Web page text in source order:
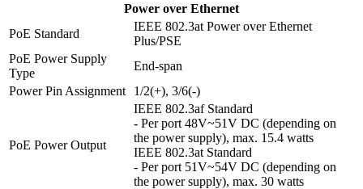
Power over Ethernet
PoE Standard
IEEE 802.3at Power over Ethernet
Plus/PSE
PoE Power Supply
Type
End-span
Power Pin Assignment
1/2(+), 3/6(-)
PoE Power Output
IEEE 802.3af Standard
- Per port 48V~51V DC (depending on
the power supply), max. 15.4 watts
IEEE 802.3at Standard
- Per port 51V~54V DC (depending on
the power supply), max. 30 watts